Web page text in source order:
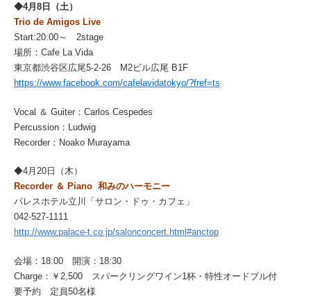
◆4月8日（土）
Trio de Amigos Live
Start:20:00～ 2stage
場所：Cafe La Vida
東京都渋谷区広尾5-2-26 M2ビル広尾 B1F
https://www.facebook.com/cafelavidatokyo/?fref=ts
Vocal ＆ Guiter：Carlos Cespedes
Percussion：Ludwig
Recorder：Noako Murayama
◆4月20日（木）
Recorder ＆ Piano 和みのハーモニー
パレスホテル立川「サロン・ドゥ・カフェ」
042-527-1111
http://www.palace-t.co.jp/salonconcert.html#anctop
会場：18:00 開演：18:30
Charge：￥2,500 スパークリングワイン1杯・特性オードブル付
要予約 定員50名様